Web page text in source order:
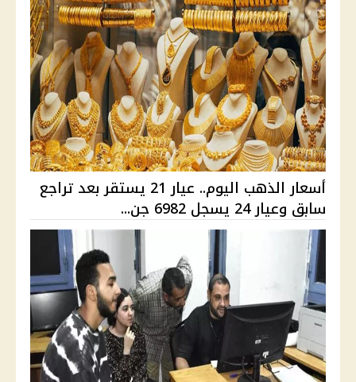
أسعار الذهب اليوم.. عيار 21 يستقر بعد تراجع
سابق وعيار 24 يسجل 6982 جن...